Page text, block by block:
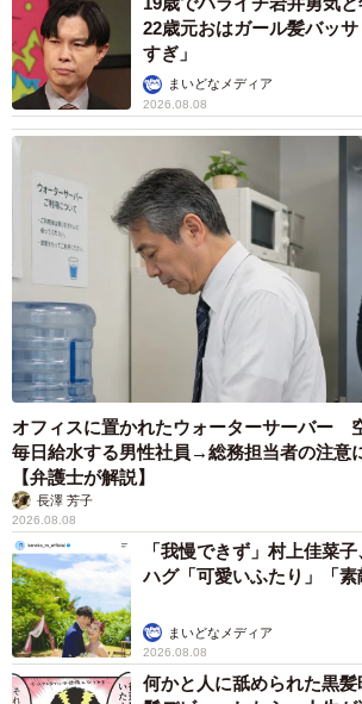
22歳元おはガール髪バッ
すぎ」
まいどなメディア
2026.08.08
オフィスに置かれたウォーターサーバー
毎日給水する男性社員→総務担当者の注意
【弁護士が解説】
長澤 芳子
2026.08.08
「我慢できず」村上佳菜
ハグ「可愛いふたり」「素
まいどなメディア
2026.08.08
何かと人に舐められた黒